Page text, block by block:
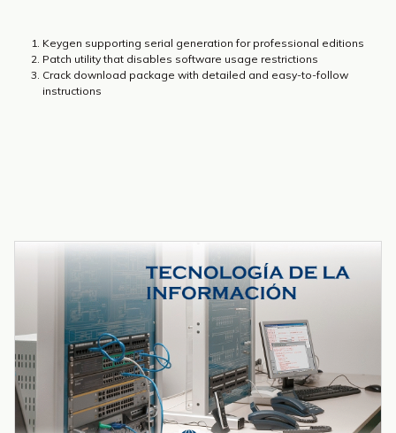
Keygen supporting serial generation for professional editions
Patch utility that disables software usage restrictions
Crack download package with detailed and easy-to-follow
instructions